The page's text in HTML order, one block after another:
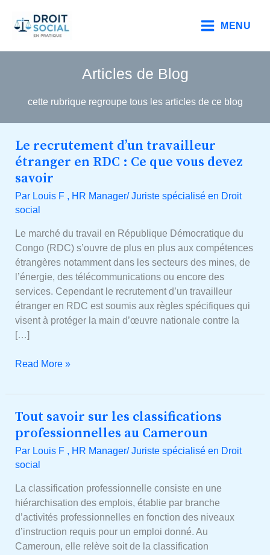
contenu
MENU
Articles de Blog
cette rubrique regroupe tous les articles de ce blog
Le recrutement d’un travailleur
étranger en RDC : Ce que vous devez
savoir
Par Louis F , HR Manager/ Juriste spécialisé en Droit
social
Le marché du travail en République Démocratique du
Congo (RDC) s’ouvre de plus en plus aux compétences
étrangères notamment dans les secteurs des mines, de
l’énergie, des télécommunications ou encore des
services. Cependant le recrutement d’un travailleur
étranger en RDC est soumis aux règles spécifiques qui
visent à protéger la main d’œuvre nationale contre la
[…]
Le
recrutement
étranger
en
RDC
:
Ce
que
vous
devez
savoir
Read More »
Tout savoir sur les classifications
professionnelles au Cameroun
Par Louis F , HR Manager/ Juriste spécialisé en Droit
social
La classification professionnelle consiste en une
hiérarchisation des emplois, établie par branche
d’activités professionnelles en fonction des niveaux
d’instruction requis pour un emploi donné. Au
Cameroun, elle relève soit de la classification
Tout
savoir
professionnelles
au
Cameroun